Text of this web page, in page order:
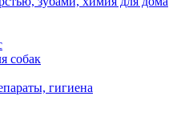
собак
гигиена